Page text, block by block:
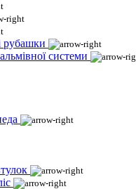
рубашки
системи